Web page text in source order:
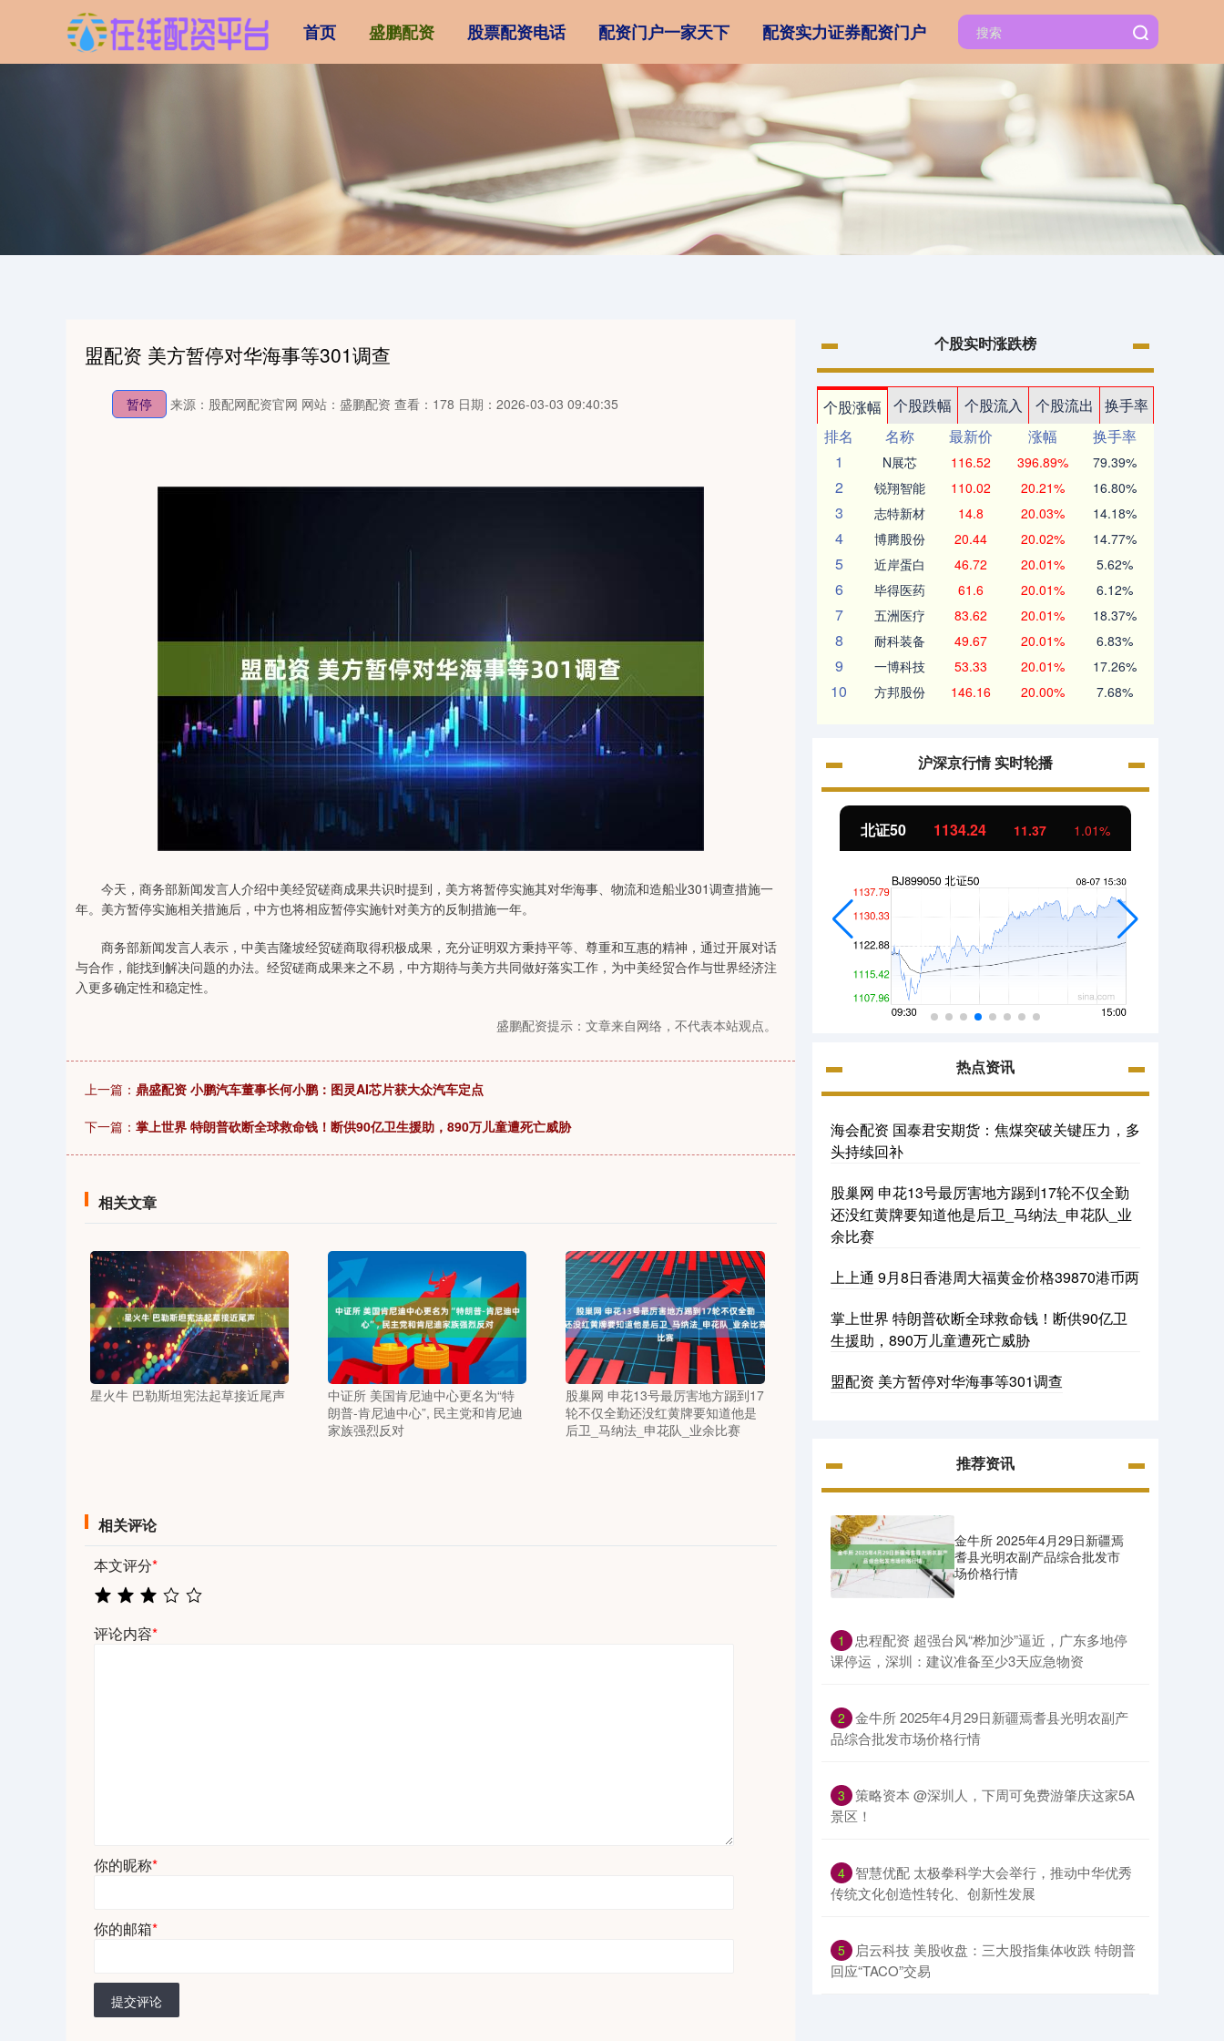
首页 盛鹏配资 股票配资电话 配资门户一家天下 配资实力证券配资门户
盟配资 美方暂停对华海事等301调查
暂停 来源：股配网配资官网 网站：盛鹏配资 查看：178 日期：2026-03-03 09:40:35
今天，商务部新闻发言人介绍中美经贸磋商成果共识时提到，美方将暂停实施其对华海事、物流和造船业301调查措施一
年。美方暂停实施相关措施后，中方也将相应暂停实施针对美方的反制措施一年。
商务部新闻发言人表示，中美吉隆坡经贸磋商取得积极成果，充分证明双方秉持平等、尊重和互惠的精神，通过开展对话
与合作，能找到解决问题的办法。经贸磋商成果来之不易，中方期待与美方共同做好落实工作，为中美经贸合作与世界经济注
入更多确定性和稳定性。
盛鹏配资提示：文章来自网络，不代表本站观点。
上一篇： 鼎盛配资 小鹏汽车董事长何小鹏：图灵AI芯片获大众汽车定点
下一篇： 掌上世界 特朗普砍断全球救命钱！断供90亿卫生援助，890万儿童遭死亡威胁
相关文章
星火牛 巴勒斯坦宪法起草接近尾声
中证所 美国肯尼迪中心更名为“特
朗普-肯尼迪中心”, 民主党和肯尼迪
家族强烈反对
股巢网 申花13号最厉害地方踢到17
轮不仅全勤还没红黄牌要知道他是
后卫_马纳法_申花队_业余比赛
相关评论
本文评分*
评论内容*
你的昵称*
你的邮箱*
提交评论
个股实时涨跌榜
个股涨幅 个股跌幅 个股流入 个股流出
换手率
排名
名称 最新价 涨幅
换手率
1
N展芯 116.52 396.89% 79.39%
2 锐翔智能 110.02 20.21% 16.80%
3 志特新材 14.8 20.03% 14.18%
4 博腾股份 20.44 20.02% 14.77%
5 近岸蛋白 46.72 20.01% 5.62%
6 毕得医药 61.6 20.01% 6.12%
7 五洲医疗 83.62 20.01% 18.37%
8 耐科装备 49.67 20.01% 6.83%
9 一博科技 53.33 20.01% 17.26%
10 方邦股份 146.16 20.00% 7.68%
沪深京行情 实时轮播
深证成指 14311.01 200.89 1.42% 北证50 1134.24 11.37 1.01%
热点资讯
海会配资 国泰君安期货：焦煤突破关键压力，多
头持续回补
股巢网 申花13号最厉害地方踢到17轮不仅全勤
还没红黄牌要知道他是后卫_马纳法_申花队_业
余比赛
上上通 9月8日香港周大福黄金价格39870港币两
掌上世界 特朗普砍断全球救命钱！断供90亿卫
生援助，890万儿童遭死亡威胁
盟配资 美方暂停对华海事等301调查
推荐资讯
金牛所 2025年4月29日新疆焉
耆县光明农副产品综合批发市
场价格行情
1
​忠程配资 超强台风“桦加沙”逼近，广东多地停
课停运，深圳：建议准备至少3天应急物资
2 ​金牛所 2025年4月29日新疆焉耆县光明农副产
品综合批发市场价格行情
3 ​策略资本 @深圳人，下周可免费游肇庆这家5A
景区！
4 ​智慧优配 太极拳科学大会举行，推动中华优秀
传统文化创造性转化、创新性发展
5
​启云科技 美股收盘：三大股指集体收跌 特朗普
回应“TACO”交易